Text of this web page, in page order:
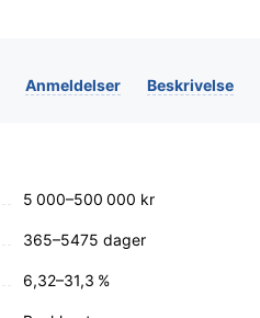
Anmeldelser Beskrivelse
5 000–500 000 kr
365–5475 dager
6,32–31,3 %